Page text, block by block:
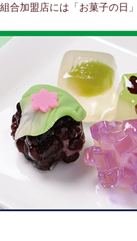
組合加盟店には「お菓子の日